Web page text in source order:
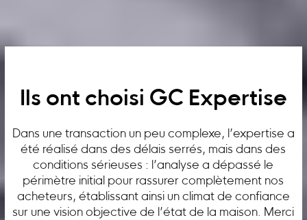
Ils ont choisi GC Expertise
Dans une transaction un peu complexe, l’expertise a
été réalisé dans des délais serrés, mais dans des
conditions sérieuses : l’analyse a dépassé le
périmètre initial pour rassurer complètement nos
acheteurs, établissant ainsi un climat de confiance
sur une vision objective de l’état de la maison. Merci